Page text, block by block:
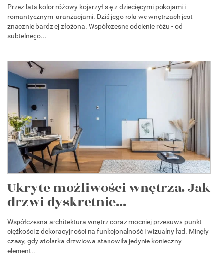
Przez lata kolor różowy kojarzył się z dziecięcymi pokojami i
romantycznymi aranżacjami. Dziś jego rola we wnętrzach jest
znacznie bardziej złożona. Współczesne odcienie różu - od
subtelnego...
Ukryte możliwości wnętrza. Jak
drzwi dyskretnie...
Współczesna architektura wnętrz coraz mocniej przesuwa punkt
ciężkości z dekoracyjności na funkcjonalność i wizualny ład. Minęły
czasy, gdy stolarka drzwiowa stanowiła jedynie konieczny
element...